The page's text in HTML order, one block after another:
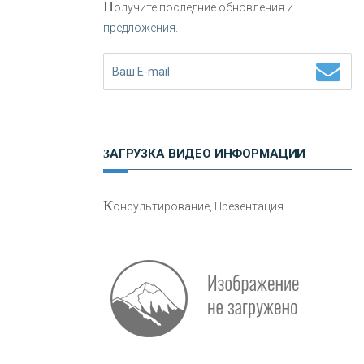
Нетворкинг для предпринимателей
авто
Получите последние обновления и
предложения.
ЗАГРУЗКА ВИДЕО ИНФОРМАЦИИ
Консультирование, Презентация